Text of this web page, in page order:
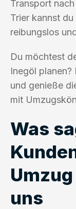
Transport
Trier kannst
reibungslos
Du möchtest
Inegöl
und genieße
mit
Was
uns